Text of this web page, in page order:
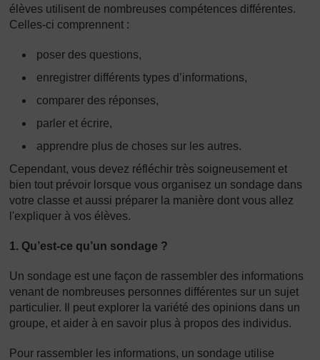
élèves utilisent de nombreuses compétences différentes.
Celles-ci comprennent :
poser des questions,
enregistrer différents types d’informations,
comparer des réponses,
parler et écrire,
apprendre plus de choses sur les autres.
Cependant, vous devez réfléchir très soigneusement et
bien tout prévoir lorsque vous organisez un sondage dans
votre classe et aussi préparer la manière dont vous allez
l'expliquer à vos élèves.
1. Qu’est-ce qu’un sondage ?
Un sondage est une façon de rassembler des informations
venant de nombreuses personnes différentes sur un sujet
particulier. Il peut explorer la variété des opinions dans un
groupe, et aider à en savoir plus à propos des individus.
Pour rassembler les informations, un sondage utilise